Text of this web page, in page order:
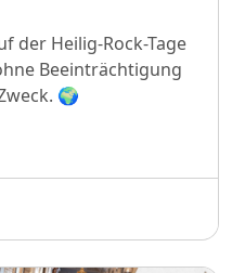
der Heilig-Rock-Tage
Beeinträchtigung
🌍